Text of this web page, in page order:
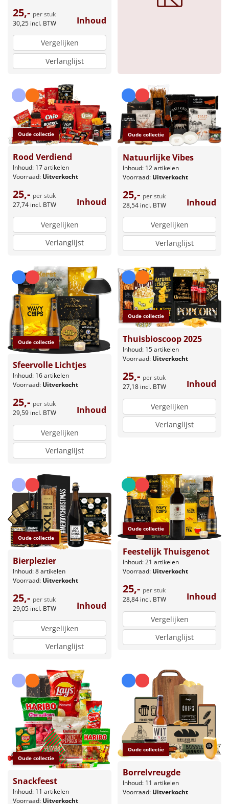
Per stuk
Alle overige
25,- per stuk
30,25 incl. BTW Inhoud
Vergelijken
Verlanglijst
Oude collectie
Rood Verdiend
Inhoud: 17 artikelen
Voorraad: Uitverkocht
25,- per stuk
27,74 incl. BTW Inhoud
Vergelijken
Verlanglijst
Oude collectie
Natuurlijke Vibes
Inhoud: 12 artikelen
Voorraad: Uitverkocht
25,- per stuk
28,54 incl. BTW Inhoud
Vergelijken
Verlanglijst
Oude collectie
Sfeervolle Lichtjes
Inhoud: 16 artikelen
Voorraad: Uitverkocht
25,- per stuk
29,59 incl. BTW Inhoud
Vergelijken
Verlanglijst
Oude collectie
Thuisbioscoop 2025
Inhoud: 15 artikelen
Voorraad: Uitverkocht
25,- per stuk
27,18 incl. BTW Inhoud
Vergelijken
Verlanglijst
Oude collectie
Bierplezier
Inhoud: 8 artikelen
Voorraad: Uitverkocht
25,- per stuk
29,05 incl. BTW Inhoud
Vergelijken
Verlanglijst
Oude collectie
Feestelijk Thuisgenot
Inhoud: 21 artikelen
Voorraad: Uitverkocht
25,- per stuk
28,84 incl. BTW Inhoud
Vergelijken
Verlanglijst
Oude collectie
Snackfeest
Inhoud: 11 artikelen
Voorraad: Uitverkocht
Oude collectie
Borrelvreugde
Inhoud: 11 artikelen
Voorraad: Uitverkocht